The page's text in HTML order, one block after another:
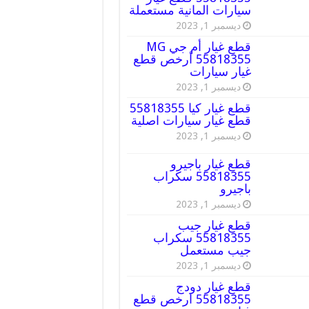
سيارات المانية مستعملة
ديسمبر 1, 2023
قطع غيار أم جي MG
55818355 أرخص قطع
غيار سيارات
ديسمبر 1, 2023
قطع غيار كيا 55818355
قطع غيار سيارات اصلية
ديسمبر 1, 2023
قطع غيار باجيرو
55818355 سكراب
باجيرو
ديسمبر 1, 2023
قطع غيار جيب
55818355 سكراب
جيب مستعمل
ديسمبر 1, 2023
قطع غيار دودج
55818355 ارخص قطع